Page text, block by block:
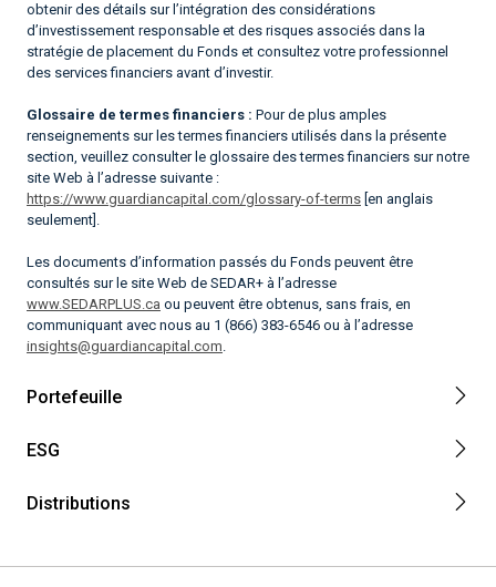
obtenir des détails sur l’intégration des considérations
d’investissement responsable et des risques associés dans la
stratégie de placement du Fonds et consultez votre professionnel
des services financiers avant d’investir.
Glossaire de termes financiers : Pour de plus amples
renseignements sur les termes financiers utilisés dans la présente
section, veuillez consulter le glossaire des termes financiers sur notre
site Web à l’adresse suivante :
https://www.guardiancapital.com/glossary-of-terms [en anglais
seulement].
Les documents d’information passés du Fonds peuvent être
consultés sur le site Web de SEDAR+ à l’adresse
www.SEDARPLUS.ca ou peuvent être obtenus, sans frais, en
communiquant avec nous au 1 (866) 383-6546 ou à l’adresse
insights@guardiancapital.com.
Portefeuille
ESG
Distributions